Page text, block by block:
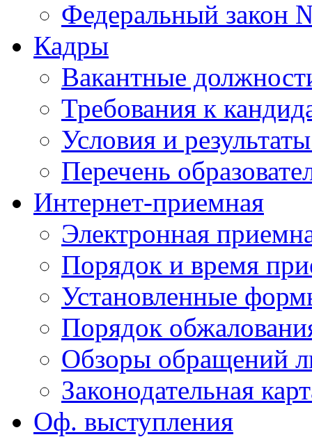
Федеральный закон
Кадры
Вакантные
Требования к
Условия и
Перечень
Интернет-приемная
Электронная
Порядок и время
Установленные
Порядок
Обзоры обращений
Законодательная
Оф. выступления